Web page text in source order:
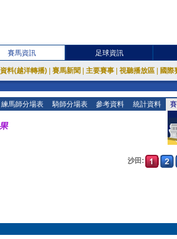
賽馬資訊 足球資訊
料(越洋轉播) 賽馬新聞 主要賽事 視聽播放區 國際
練馬師分場表 騎師分場表 參考資料 統計資料
沙田: